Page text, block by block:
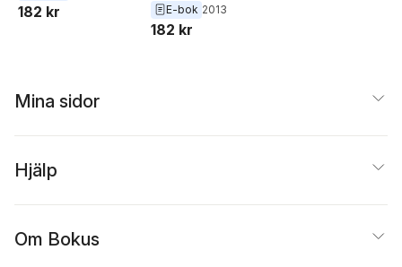
182 kr
Michael Mosley
E-bok 2013
182 kr
Mina sidor
Hjälp
Om Bokus